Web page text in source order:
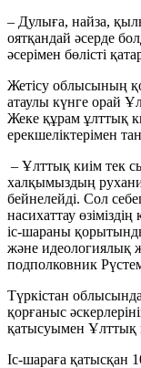
– Дулыға, найза,
оятқандай әсерде
әсерімен бөлісті
Жетісу облысының
атаулы күнге орай
Жеке құрам ұлттық
ерекшеліктерімен
– Ұлттық киім тек
халқымыздың рухани
бейнелейді. Сол
насихаттау
іс-шараны
және идеологиялық
подполковник
Түркістан
қорғаныс
қатысуымен Ұлттық
Іс-шараға қатысқан